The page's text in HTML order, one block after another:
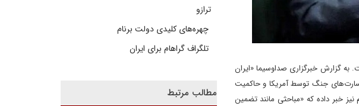
به گزارش خبرگزاری صداوسیما «ایران
خسارت‌های جنگ توسط آمریکا و حاکمیت
خبر داده که «مباحثی مانند تضمین
ترازو
چهره‌های کلیدی دولت برنام
تلگراف گراهام برای ایران
مطالب مرتبط